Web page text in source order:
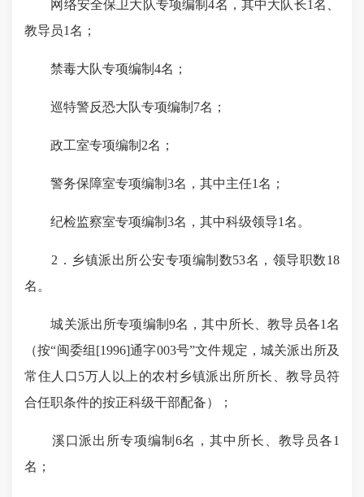
网络安全保卫大队专项编制4名，其中大队长1 名、
教导员1名；
禁毒大队专项编制 4名；
巡特警反恐大队专项编制 7名；
政工室专项编制 2名；
警务保障室专项编制 3名，其中主任1名；
纪检监察室专项编制 3名，其中科级领导1名。
2 ．乡镇派出所公安专项编制数53名，领导职数18
名。
城关派出所专项编制 9名，其中所长、教导员各1名
（按“闽委组 [1996]通字003号”文件规定，城关派出所及
常住人口5万人以上的农村乡镇派出所所长、教导员符
合任职条件的按正科级干部配备）；
溪口派出所专项编制 6名，其中所长、教导员各1
名；